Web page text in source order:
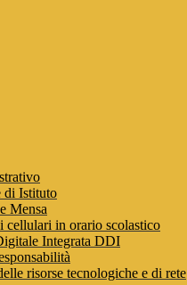
di Istituto
Mensa
cellulari in orario scolastico
Integrata DDI
risorse tecnologiche e di rete